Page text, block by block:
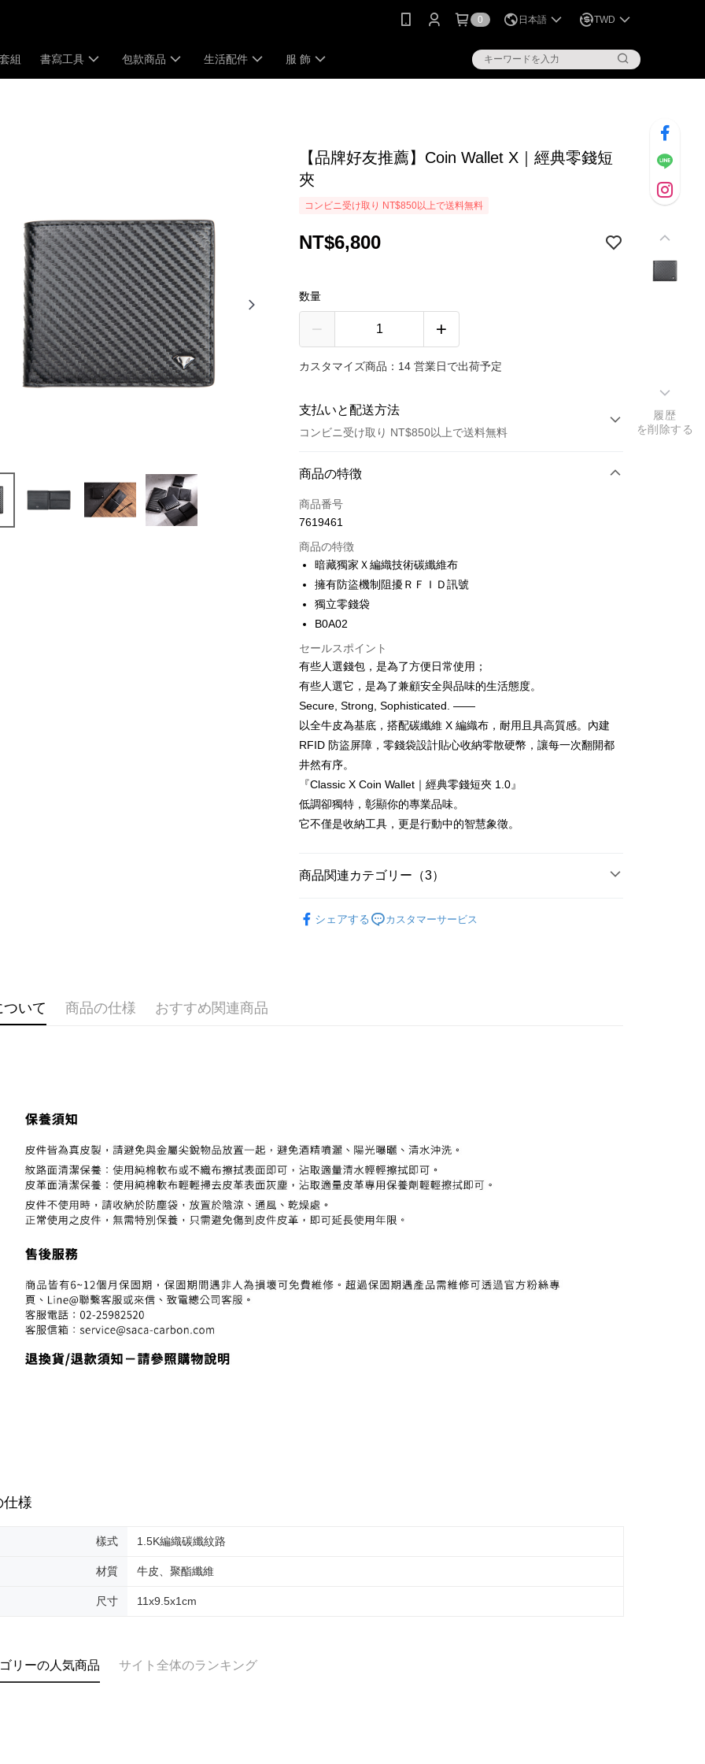
0 日本語 TWD
組 書寫工具 包款商品 生活配件 服 飾
【品牌好友推薦】Coin Wallet X｜經典零錢短
夾
コンビニ受け取り NT$850以上で送料無料
NT$6,800
数量
カスタマイズ商品：14 営業日で出荷予定
支払いと配送方法
コンビニ受け取り NT$850以上で送料無料
お支払い方法
クレジットカード1回払い
コンビニ店頭代金引換
Easy Wallet
配送方法
配送毎にNT$60、NT$850以上で送料無料
7-11取貨付款
配送毎にNT$60、NT$850以上で送料無料
配送毎にNT$60、NT$850以上で送料無料
商品の特徴
商品番号
7619461
商品の特徴
暗藏獨家Ｘ編織技術碳纖維布
擁有防盜機制阻擾ＲＦＩＤ訊號
獨立零錢袋
B0A02
セールスポイント
有些人選錢包，是為了方便日常使用；
有些人選它，是為了兼顧安全與品味的生活態度。
Secure, Strong, Sophisticated. ——
以全牛皮為基底，搭配碳纖維 X 編織布，耐用且具高質感。內建
RFID 防盜屏障，零錢袋設計貼心收納零散硬幣，讓每一次翻開都
井然有序。
『Classic X Coin Wallet｜經典零錢短夾 1.0』
低調卻獨特，彰顯你的專業品味。
它不僅是收納工具，更是行動中的智慧象徵。
商品関連カテゴリー（3）
シェアする カスタマーサービス
いて 商品の仕様 おすすめ関連商品
仕様
樣式 1.5K編織碳纖紋路
材質 牛皮、聚酯纖維
尺寸 11x9.5x1cm
リーの人気商品 サイト全体のランキング
履歴
を削除する